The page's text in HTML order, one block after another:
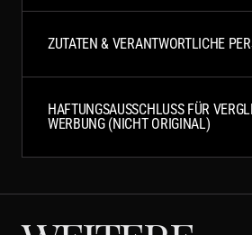
ZUTATEN & VERANTWORTLICHE
HAFTUNGSAUSSCHLUSS FÜR
WERBUNG (NICHT ORIGINAL)